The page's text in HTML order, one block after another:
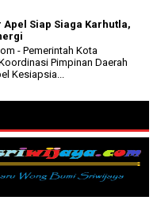
Siap Siaga Karhutla,
- Pemerintah Kota
Pimpinan Daerah
Kesiapsia...